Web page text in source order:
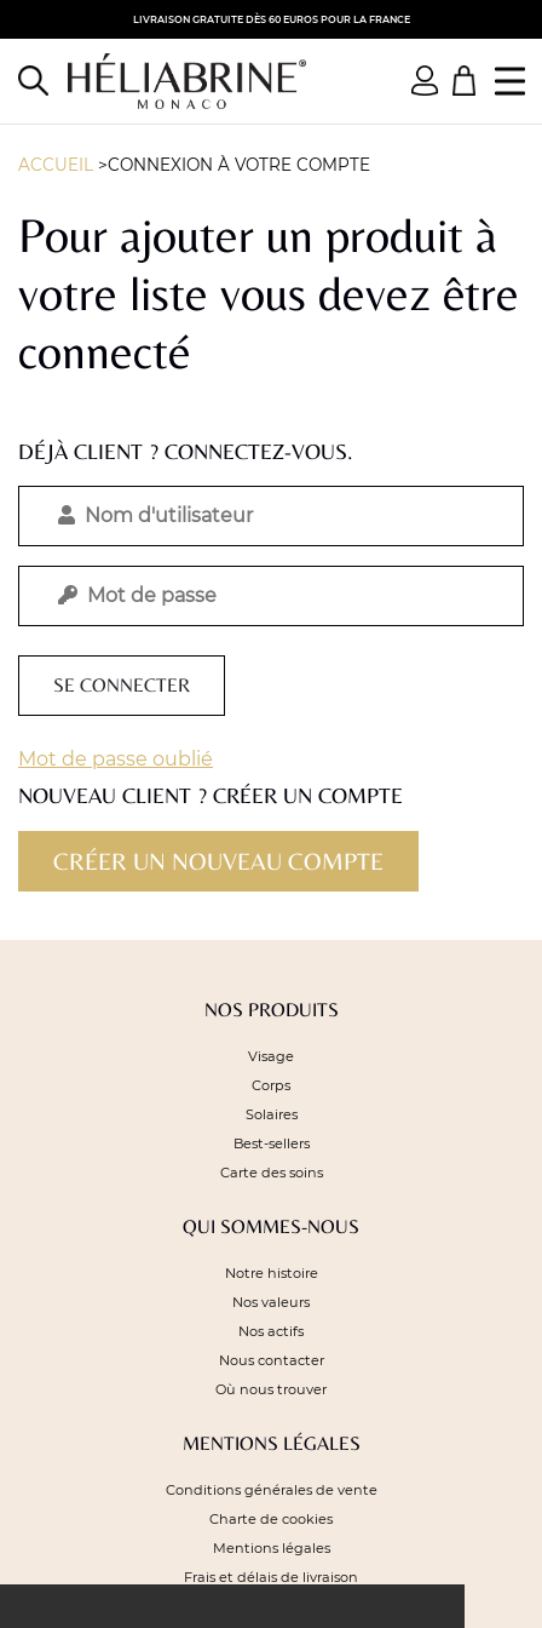
LIVRAISON GRATUITE DÈS 60 EUROS POUR LA FRANCE
ACCUEIL >CONNEXION À VOTRE COMPTE
Pour ajouter un produit à
votre liste vous devez être
connecté
DÉJÀ CLIENT ? CONNECTEZ-VOUS.
SE CONNECTER
Mot de passe oublié
NOUVEAU CLIENT ? CRÉER UN COMPTE
NOS PRODUITS
Visage
Corps
Solaires
Best-sellers
Carte des soins
QUI SOMMES-NOUS
Notre histoire
Nos valeurs
Nos actifs
Nous contacter
Où nous trouver
MENTIONS LÉGALES
Conditions générales de vente
Charte de cookies
Mentions légales
Frais et délais de livraison